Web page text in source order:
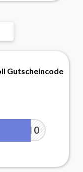
Gutscheincode